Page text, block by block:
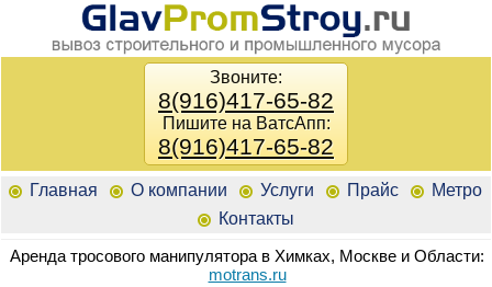
Звоните:
8(916)417-65-82
Пишите на ВатсАпп:
8(916)417-65-82
Главная О компании Услуги Прайс
Метро
Контакты
Аренда тросового манипулятора в Химках, Москве и Области:
motrans.ru